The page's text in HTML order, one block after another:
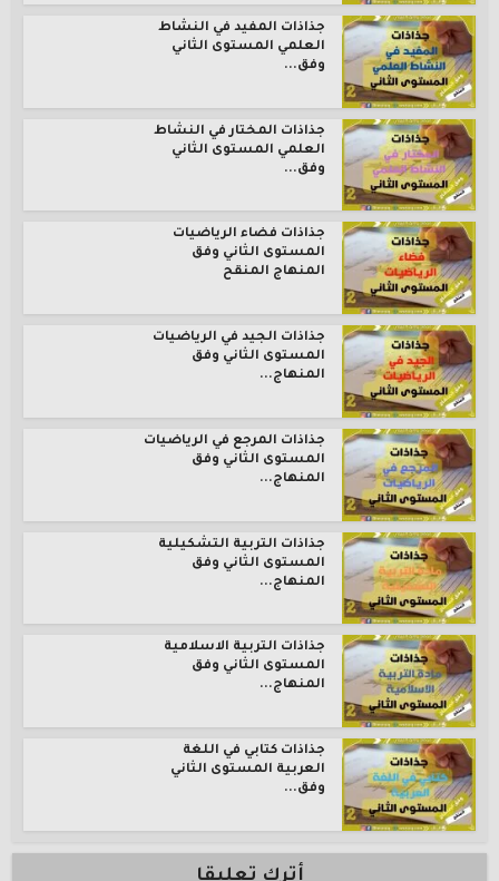
جذاذات المفيد في النشاط
العلمي المستوى الثاني
وفق...
جذاذات المختار في النشاط
العلمي المستوى الثاني
وفق...
جذاذات فضاء الرياضيات
المستوى الثاني وفق
المنهاج المنقح
جذاذات الجيد في الرياضيات
المستوى الثاني وفق
المنهاج...
جذاذات المرجع في الرياضيات
المستوى الثاني وفق
المنهاج...
جذاذات التربية التشكيلية
المستوى الثاني وفق
المنهاج...
جذاذات التربية الاسلامية
المستوى الثاني وفق
المنهاج...
جذاذات كتابي في اللغة
العربية المستوى الثاني
وفق...
أترك تعليقا